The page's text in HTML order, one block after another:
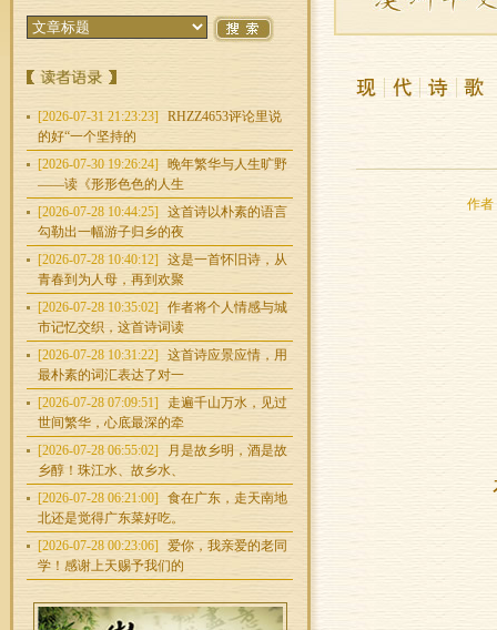
[2026-07-31 21:23:23]
RHZZ4653评论里说
的好“一个坚持的
[2026-07-30 19:26:24]
晚年繁华与人生旷野
——读《形形色色的人生
[2026-07-28 10:44:25]
这首诗以朴素的语言
勾勒出一幅游子归乡的夜
[2026-07-28 10:40:12]
这是一首怀旧诗，从
青春到为人母，再到欢聚
[2026-07-28 10:35:02]
作者将个人情感与城
市记忆交织，这首诗词读
[2026-07-28 10:31:22]
这首诗应景应情，用
最朴素的词汇表达了对一
[2026-07-28 07:09:51]
走遍千山万水，见过
世间繁华，心底最深的牵
[2026-07-28 06:55:02]
月是故乡明，酒是故
乡醇！珠江水、故乡水、
[2026-07-28 06:21:00]
食在广东，走天南地
北还是觉得广东菜好吃。
[2026-07-28 00:23:06]
爱你，我亲爱的老同
学！感谢上天赐予我们的
作者